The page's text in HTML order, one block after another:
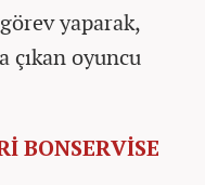
yaparak,
çıkan oyuncu
BONSERVİSE